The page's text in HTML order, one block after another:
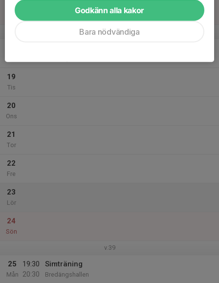
17
Sön
v.38
19
Tis
20
Ons
21
Tor
22
Fre
23
Lör
24
Sön
v.39
25
Mån
19:30
20:30
Simträning
Bredängshallen
Godkänn alla kakor
Bara nödvändiga